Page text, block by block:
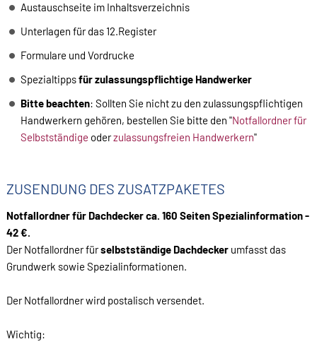
Austauschseite im Inhaltsverzeichnis
Unterlagen für das 12.Register
Formulare und Vordrucke
Spezialtippsfür zulassungspflichtige Handwerker
Bitte beachten: Sollten Sie nicht zu den zulassungspflichtigen
Handwerkern gehören, bestellen Sie bitte den "Notfallordner für
Selbstständige oderzulassungsfreien Handwerkern"
ZUSENDUNG DES ZUSATZPAKETES
Notfallordner für Dachdecker ca. 160 Seiten Spezialinformation -
42 €.
Der Notfallordner fürselbstständige Dachdecker umfasst das
Grundwerk sowie Spezialinformationen.
Der Notfallordner wird postalisch versendet.
Wichtig: